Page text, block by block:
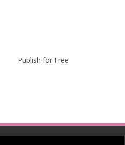
Publish for Free